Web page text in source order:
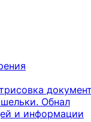
Обнал
и информации